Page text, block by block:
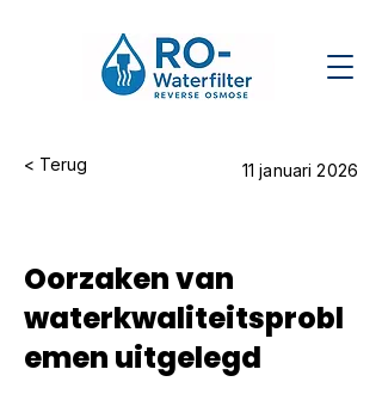
< Terug 11 januari 2026
Oorzaken van
waterkwaliteitsprobl
emen uitgelegd